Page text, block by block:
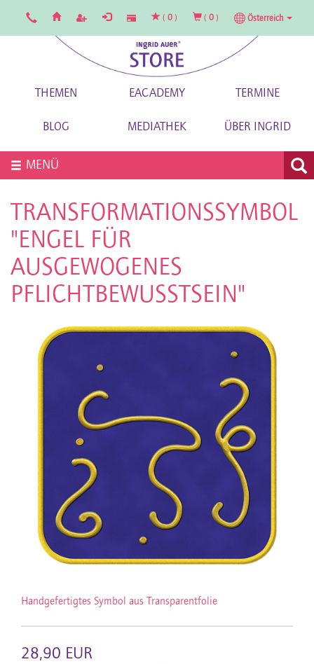
( 0 ) ( 0 ) Österreich
THEMEN EACADEMY TERMINE
BLOG MEDIATHEK ÜBER INGRID
MENÜ
TRANSFORMATIONSSYMBOL
"ENGEL FÜR
AUSGEWOGENES
PFLICHTBEWUSSTSEIN"
Handgefertigtes Symbol aus Transparentfolie
28,90 EUR